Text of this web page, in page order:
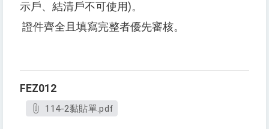
示戶、結清戶不可使用)。
證件齊全且填寫完整者優先審核。
FEZ012
114-2黏貼單.pdf